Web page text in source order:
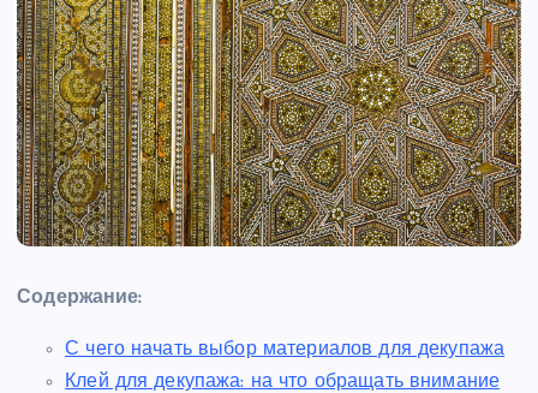
Содержание:
С чего начать выбор материалов для декупажа
Клей для декупажа: на что обращать внимание